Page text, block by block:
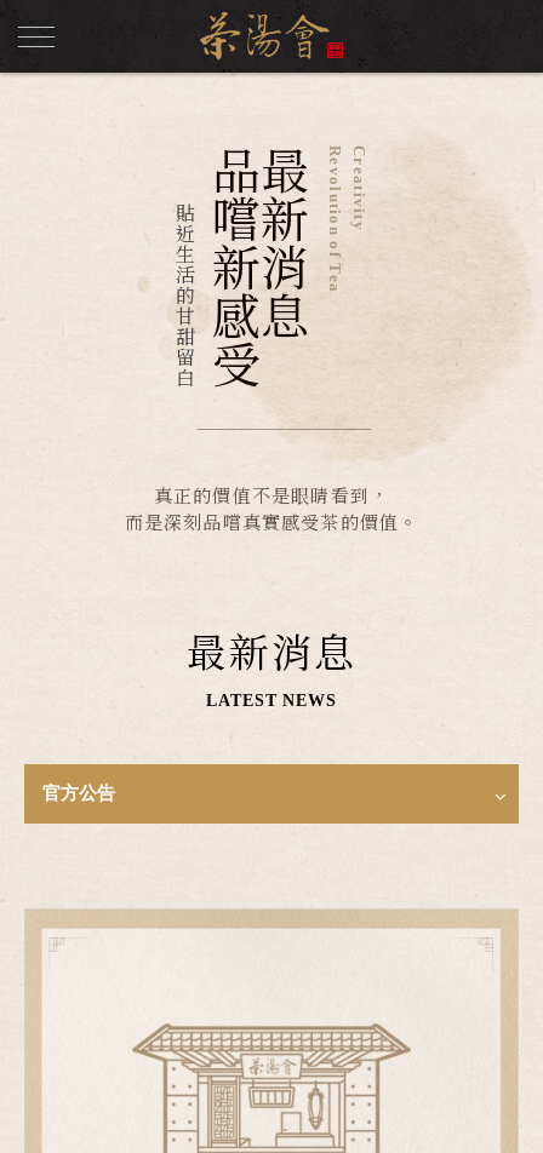
Creativity
Revolution of Tea
最新消息
品嚐新感受
貼近生活的甘甜留白
真正的價值不是眼睛看到，
而是深刻品嚐真實感受茶的價值。
最新消息
LATEST NEWS
官方公告